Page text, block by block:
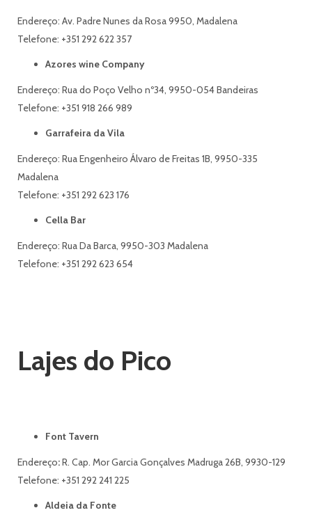
Endereço: Av. Padre Nunes da Rosa 9950, Madalena
Telefone: +351 292 622 357
Azores wine Company
Endereço: Rua do Poço Velho nº34, 9950-054 Bandeiras
Telefone: +351 918 266 989
Garrafeira da Vila
Endereço: Rua Engenheiro Álvaro de Freitas 1B, 9950-335
Madalena
Telefone: +351 292 623 176
Cella Bar
Endereço: Rua Da Barca, 9950-303 Madalena
Telefone: +351 292 623 654
Lajes do Pico
Font Tavern
Endereço:R. Cap. Mor Garcia Gonçalves Madruga 26B, 9930-129
Telefone: +351 292 241 225
Aldeia da Fonte